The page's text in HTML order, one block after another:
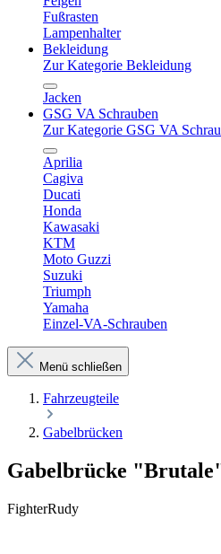
Fußrasten
Lampenhalter
Bekleidung
Zur Kategorie Bekleidung
Jacken
GSG VA Schrauben
Zur Kategorie GSG VA
Aprilia
Cagiva
Ducati
Honda
Kawasaki
KTM
Moto Guzzi
Suzuki
Triumph
Yamaha
Einzel-VA-Schrauben
Menü schließen
Fahrzeugteile
Gabelbrücken
Gabelbrücke
FighterRudy